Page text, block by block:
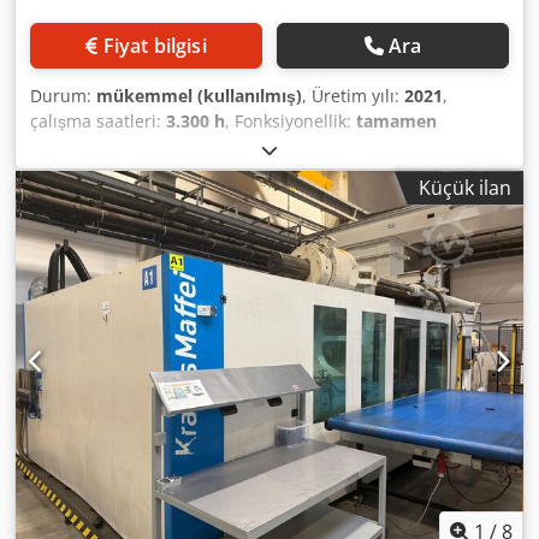
kapı ve prizli elektrik panosu gibi birçok ek donanıma
sahip. Ayrıca, hareketli ve hareketsiz tablolar için toplamda
8 çıkışlı su blokları makineye eklenmiş. Buna ek olarak,
makineyle birlikte eksiksiz bir torpido, vida, ısıtıcılar,
sıcaklık sensörleri ve hidrolik için belirli contalar, ayrıca
kendi kendini filtreleyen bir filtre, torpido anahtarı ve
yardımcı itme çubukları gibi bazı yedek parçalar da
verilecektir. Makineyle birlikte Wemo marka bir robot da
satılabilir. Bu robot, bu ilan kapsamında olmasa da, daha
sonra makineyle birlikte satın alınabilir. Robot, makineyle
birlikte kullanılmış ve makineye göre uyarlanmıştır. Dedpfx
Aeznbqqoitjck
Fiyat bilgisi Ara
Durum: mükemmel (kullanılmış), Üretim yılı: 2021,
çalışma saatleri: 3.300 h, Fonksiyonellik: tamamen
, makine/araç numarası:
kuvveti:14.000 kN, vida çapı:120 mm, kolonlar arası
açıklık:1.450 mm, kolon çapı:240 mm, silindir hacmi:
7.351 cm³, enjeksiyon basıncı:1.200 bar, enjeksiyon
ağırlığı:6.983 g, kalıp yüksekliği (min.):650 mm, ejektör
kuvveti:350.000 N, ejektör stroku:380 mm, açılma
hareketi:1.450 mm, plaka boyu: 2.950 mm, plaka genişliği:
2.000 mm
, plaka yüksekliği: 2.000 mm, toplam uzunluk:
14.100 mm
, toplam genişlik: 3.400 mm, toplam yükseklik:
3.600 mm
, toplam ağırlık:75.000 kg, ısıtma kapasitesi:60
kW (81,58 bg)
, basınç:178 bar, enjeksiyon sayısı:1, pompa
gücü:
, güç: 266 kW (361,66 bg), giriş akımı türü:
trifaze
, giriş frekansı: 50 Hz, giriş voltajı:400 V, giriş akımı:
520 A
, Donanım:dokümantasyon / kılavuz, Makine az
kullanılmış ve çok iyi durumda. Düzenli bakımları yapılmış.
Makine sadece ABS ve PP üretimi için kullanılmış.
Küçük ilan
1 /8